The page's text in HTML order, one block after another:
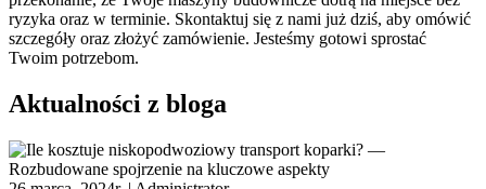
ryzyka oraz w terminie. Skontaktuj się z nami już dziś, aby omówić
szczegóły oraz złożyć zamówienie. Jesteśmy gotowi sprostać
Twoim potrzebom.
Aktualności z bloga